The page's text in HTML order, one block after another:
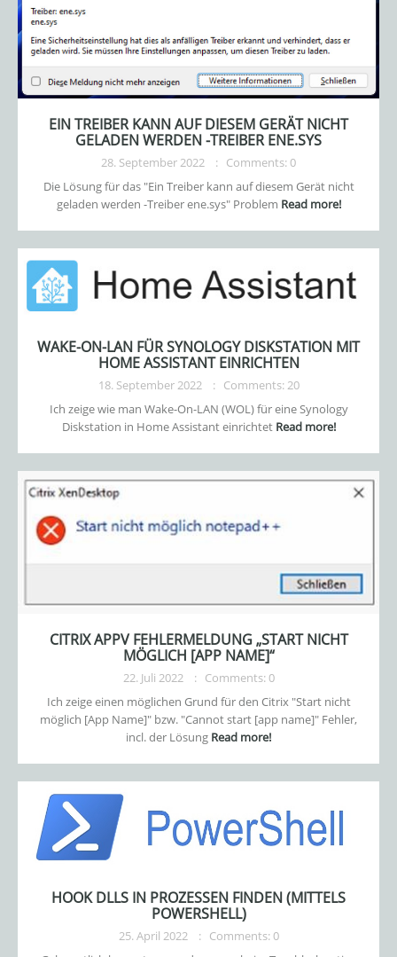
EIN TREIBER KANN AUF DIESEM GERÄT NICHT
GELADEN WERDEN -TREIBER ENE.SYS
28. September 2022
Comments: 0
Die Lösung für das "Ein Treiber kann auf diesem Gerät nicht
geladen werden -Treiber ene.sys" Problem Read more!
WAKE-ON-LAN FÜR SYNOLOGY DISKSTATION MIT
HOME ASSISTANT EINRICHTEN
18. September 2022
Comments: 20
Ich zeige wie man Wake-On-LAN (WOL) für eine Synology
Diskstation in Home Assistant einrichtet Read more!
CITRIX APPV FEHLERMELDUNG „START NICHT
MÖGLICH [APP NAME]“
22. Juli 2022
Comments: 0
Ich zeige einen möglichen Grund für den Citrix "Start nicht
möglich [App Name]" bzw. "Cannot start [app name]" Fehler,
incl. der Lösung Read more!
HOOK DLLS IN PROZESSEN FINDEN (MITTELS
POWERSHELL)
25. April 2022
Comments: 0